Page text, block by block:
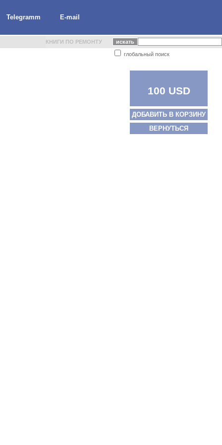
Telegramm E-mail
КНИГИ ПО РЕМОНТУ
глобальный поиск
100 USD
ДОБАВИТЬ В КОРЗИНУ
ВЕРНУТЬСЯ